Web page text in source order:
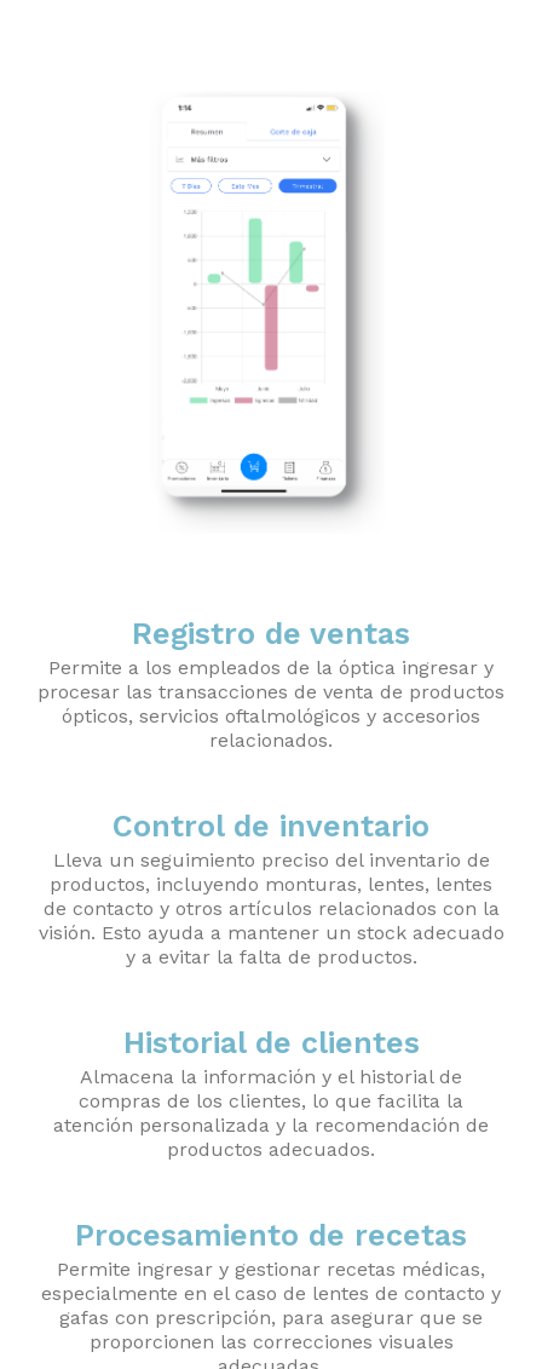
Registro de ventas
Permite a los empleados de la óptica ingresar y
procesar las transacciones de venta de productos
ópticos, servicios oftalmológicos y accesorios
relacionados.
Control de inventario
Lleva un seguimiento preciso del inventario de
productos, incluyendo monturas, lentes, lentes
de contacto y otros artículos relacionados con la
visión. Esto ayuda a mantener un stock adecuado
y a evitar la falta de productos.
Historial de clientes
Almacena la información y el historial de
compras de los clientes, lo que facilita la
atención personalizada y la recomendación de
productos adecuados.
Procesamiento de recetas
Permite ingresar y gestionar recetas médicas,
especialmente en el caso de lentes de contacto y
gafas con prescripción, para asegurar que se
proporcionen las correcciones visuales